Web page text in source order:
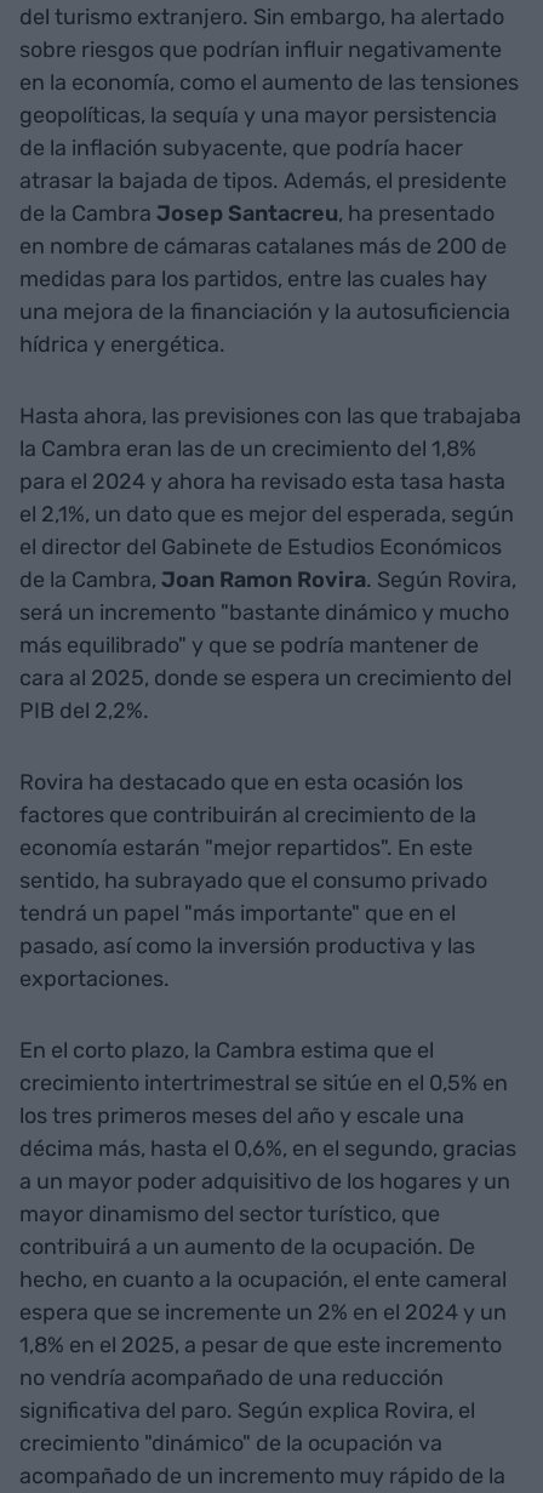
del turismo extranjero. Sin embargo, ha alertado
sobre riesgos que podrían influir negativamente
en la economía, como el aumento de las tensiones
geopolíticas, la sequía y una mayor persistencia
de la inflación subyacente, que podría hacer
atrasar la bajada de tipos. Además, el presidente
de la Cambra Josep Santacreu, ha presentado
en nombre de cámaras catalanes más de 200 de
medidas para los partidos, entre las cuales hay
una mejora de la financiación y la autosuficiencia
hídrica y energética.
Hasta ahora, las previsiones con las que trabajaba
la Cambra eran las de un crecimiento del 1,8%
para el 2024 y ahora ha revisado esta tasa hasta
el 2,1%, un dato que es mejor del esperada, según
el director del Gabinete de Estudios Económicos
de la Cambra, Joan Ramon Rovira. Según Rovira,
será un incremento "bastante dinámico y mucho
más equilibrado" y que se podría mantener de
cara al 2025, donde se espera un crecimiento del
PIB del 2,2%.
Rovira ha destacado que en esta ocasión los
factores que contribuirán al crecimiento de la
economía estarán "mejor repartidos". En este
sentido, ha subrayado que el consumo privado
tendrá un papel "más importante" que en el
pasado, así como la inversión productiva y las
exportaciones.
En el corto plazo, la Cambra estima que el
crecimiento intertrimestral se sitúe en el 0,5% en
los tres primeros meses del año y escale una
décima más, hasta el 0,6%, en el segundo, gracias
a un mayor poder adquisitivo de los hogares y un
mayor dinamismo del sector turístico, que
contribuirá a un aumento de la ocupación. De
hecho, en cuanto a la ocupación, el ente cameral
espera que se incremente un 2% en el 2024 y un
1,8% en el 2025, a pesar de que este incremento
no vendría acompañado de una reducción
significativa del paro. Según explica Rovira, el
crecimiento "dinámico" de la ocupación va
acompañado de un incremento muy rápido de la